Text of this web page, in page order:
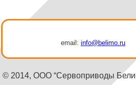
email: info@belimo.ru
© 2014, ООО “Сервоприводы